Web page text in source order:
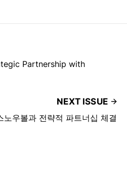
Partnership with
NEXT ISSUE
노우볼과 전략적 파트너십 체결